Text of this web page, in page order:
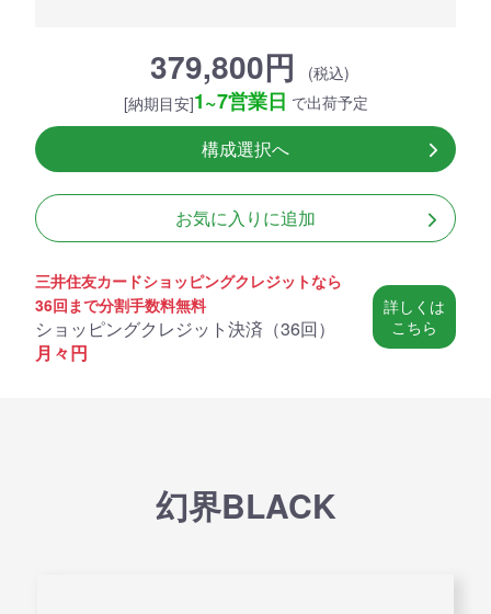
379,800円
(税込)
[納期目安]1~7営業日 で出荷予定
構成選択へ
お気に入りに追加
三井住友カードショッピングクレジットなら
36回まで分割手数料無料
ショッピングクレジット決済（36回）
月々円
詳しくは
こちら
幻界BLACK